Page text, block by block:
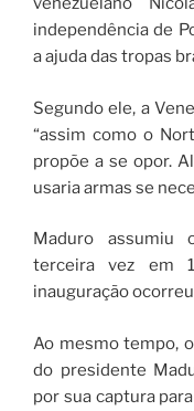
independência de
a ajuda das tropas
Segundo ele, a
“assim como o
propõe a se opor.
usaria armas se
Maduro assumiu
terceira vez em
inauguração
Ao mesmo tempo,
do presidente
por sua captura